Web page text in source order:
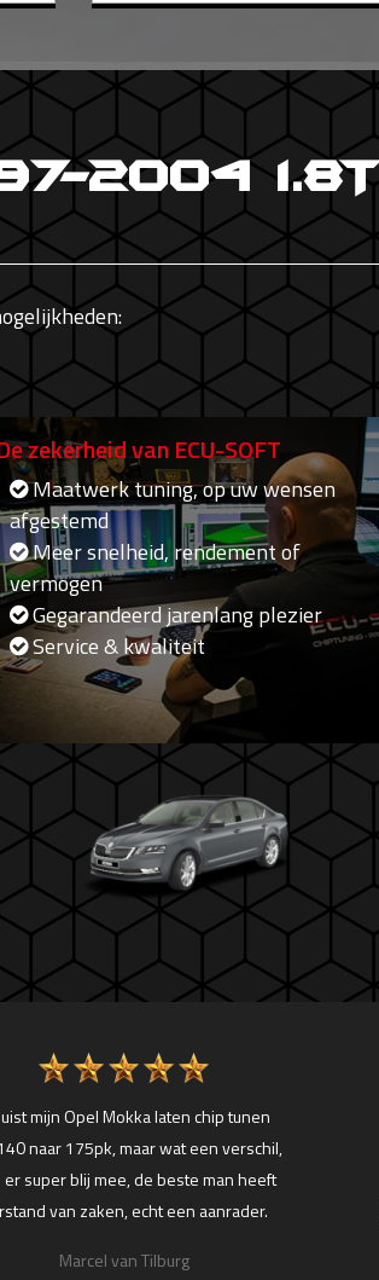
2004
zekerheid van ECU-SOFT
Maatwerk tuning, op uw wensen
afgestemd
Meer snelheid, rendement of
vermogen
Gegarandeerd jarenlang plezier
Service & kwaliteit
mijn Opel Mokka laten chip tunen
naar 175pk, maar wat een verschil,
super blij mee, de beste man heeft
van zaken, echt een aanrader.
Marcel van Tilburg